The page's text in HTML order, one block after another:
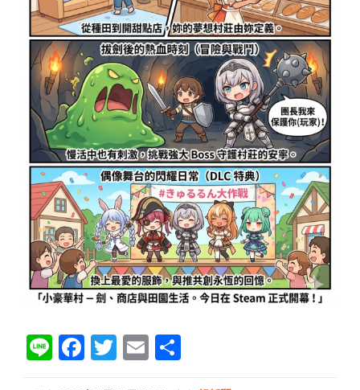
Li
n
F
a
T
wi
E
m 享